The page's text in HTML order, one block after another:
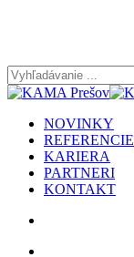
content
Close
search
account
Menu
NOVINKY
REFERENCIE
KARIERA
PARTNERI
KONTAKT